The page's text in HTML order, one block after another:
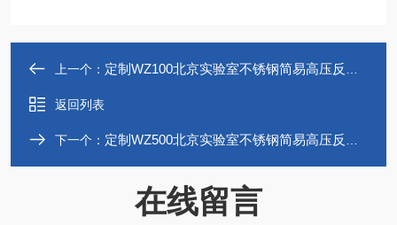
上一个： 定制WZ100北京实验室不锈钢简易高压反应釜
返回列表
下一个： 定制WZ500北京实验室不锈钢简易高压反应釜
在线留言